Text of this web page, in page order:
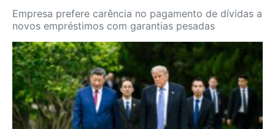
Empresa prefere carência no pagamento de dívidas a
novos empréstimos com garantias pesadas